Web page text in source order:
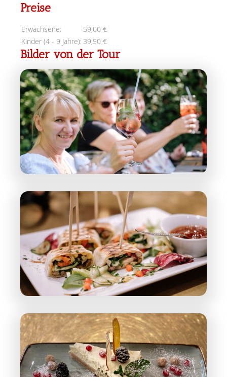
Preise
Erwachsene:
59,00 €
Kinder (4 - 9 Jahre): 39,50 €
Bilder von der Tour